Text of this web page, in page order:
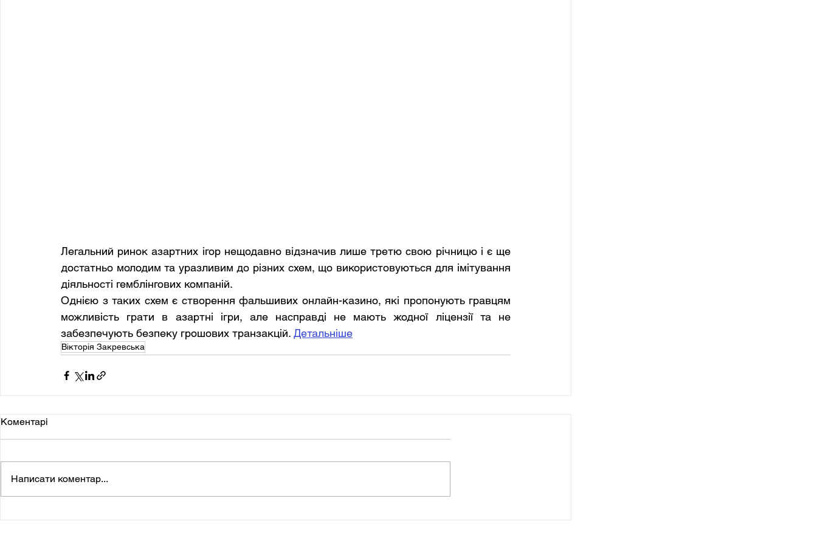
Легальний ринок азартних ігор нещодавно відзначив лише третю свою річницю і є ще
достатньо молодим та уразливим до різних схем, що використовуються для імітування
діяльності гемблінгових компаній.
Однією з таких схем є створення фальшивих онлайн-казино, які пропонують гравцям
можливість грати в азартні ігри, але насправді не мають жодної ліцензії та не
забезпечують безпеку грошових транзакцій. Детальніше
Вікторія Закревська
Коментарі
Написати коментар...